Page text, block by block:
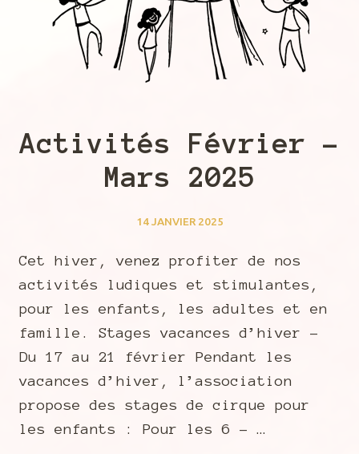
Activités Février –
Mars 2025
14 JANVIER 2025
Cet hiver, venez profiter de nos
activités ludiques et stimulantes,
pour les enfants, les adultes et en
famille. Stages vacances d’hiver –
Du 17 au 21 février Pendant les
vacances d’hiver, l’association
propose des stages de cirque pour
les enfants : Pour les 6 – …